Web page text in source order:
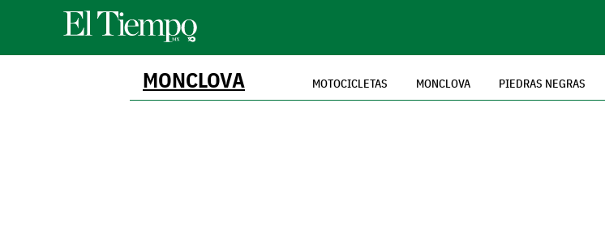
MONCLOVA MOTOCICLETAS MONCLOVA PIEDRAS NEGRAS